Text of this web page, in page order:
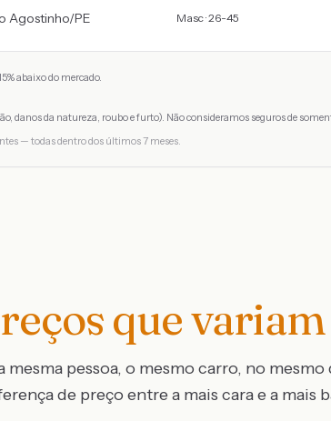
Agostinho/PE Masc · 26-45
abaixo do mercado.
danos da natureza, roubo e furto). Não consideramos seguros de
— todas dentro dos últimos 7 meses.
que
mesma pessoa, o mesmo carro, no mesmo
de preço entre a mais cara e a mais